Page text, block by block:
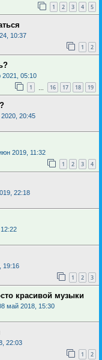
1 2 3 4 5
10:37
1 2
2021, 05:10
1 16 17 18 19
2020, 20:45
2019, 11:32
1 2 3 4
22:18
19:16
1 2 3
красивой музыки
май 2018, 15:30
22:03
1 2